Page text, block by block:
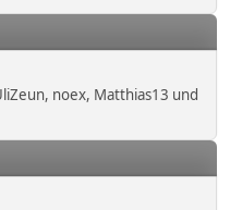
noex, Matthias13 und